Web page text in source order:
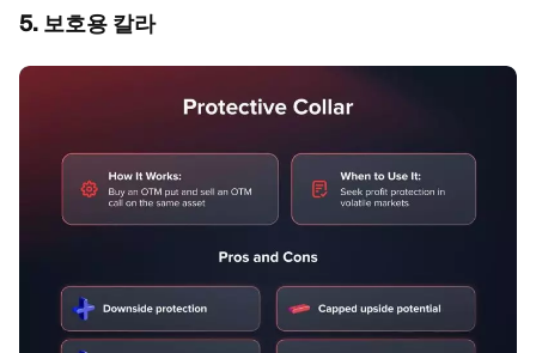
5. 보호용 칼라